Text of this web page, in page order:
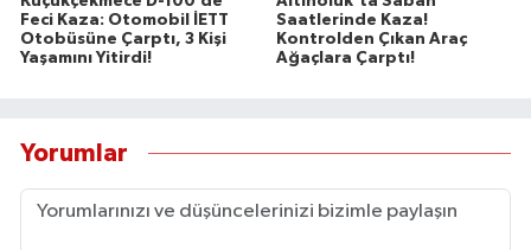
Feci Kaza: Otomobil İETT
Otobüsüne Çarptı, 3 Kişi
Yaşamını Yitirdi!
Saatlerinde Kaza!
Kontrolden Çıkan Araç
Ağaçlara Çarptı!
Yorumlar